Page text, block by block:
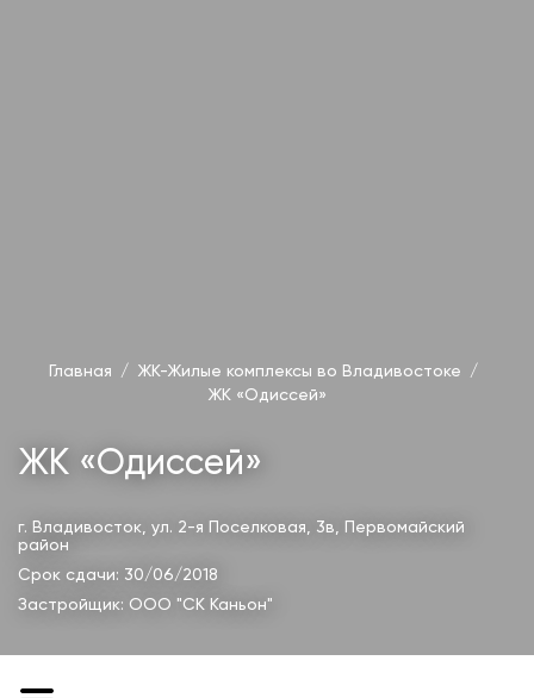
Главная
ЖК-Жилые комплексы во Владивостоке
ЖК «Одиссей»
ЖК «Одиссей»
г. Владивосток, ул. 2-я Поселковая, 3в, Первомайский
район
Срок сдачи: 30/06/2018
Застройщик: ООО "СК Каньон"